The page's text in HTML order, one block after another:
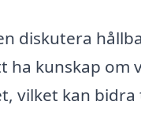
diskutera
kunskap om
vilket kan